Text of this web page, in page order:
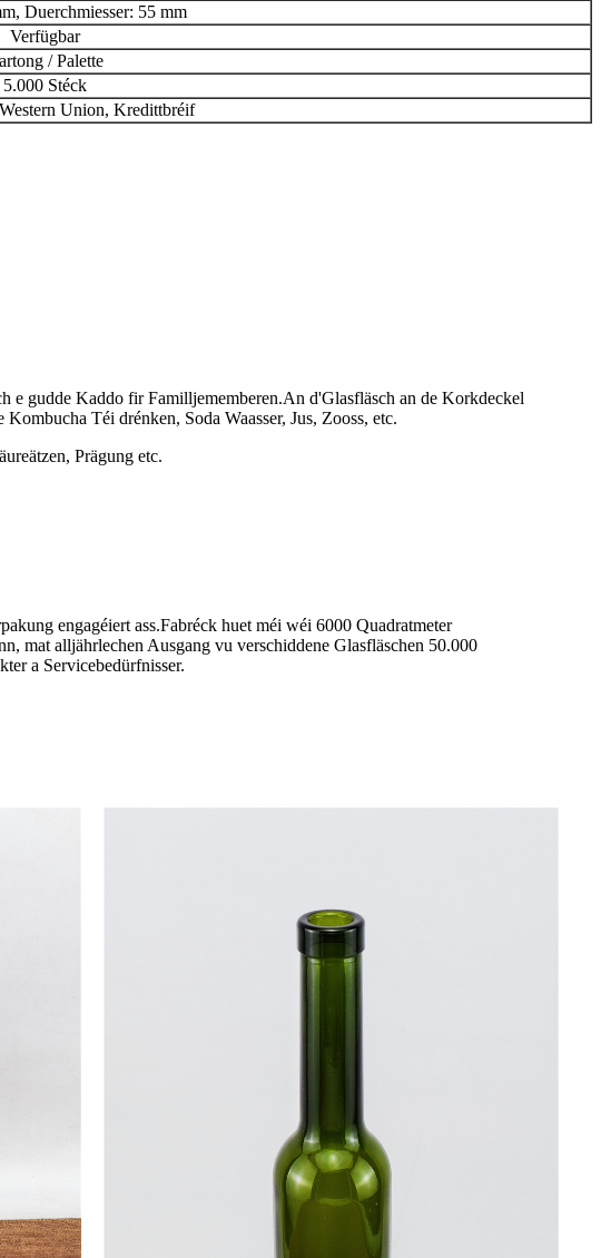
Duerchmiesser: 55 mm
Verfügbar
/ Palette
5.000 Stéck
Union, Kredittbréif
e gudde Kaddo fir Familljememberen.An d'Glasfläsch an de Korkdeckel
Téi drénken, Soda Waasser, Jus, Zooss, etc.
Prägung etc.
engagéiert ass.Fabréck huet méi wéi 6000 Quadratmeter
mat alljährlechen Ausgang vu verschiddene Glasfläschen 50.000
a Servicebedürfnisser.